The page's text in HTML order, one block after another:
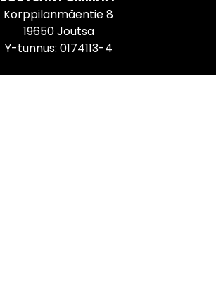
Korppilanmäentie 8
19650 Joutsa
Y-tunnus: 0174113-4